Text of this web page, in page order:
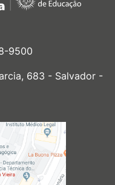
9500
683 - Salvador -